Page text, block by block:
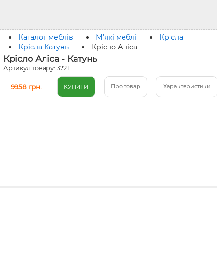
Каталог меблів М’які меблі
Крісла
Крісла Катунь
Крісло Аліса
Крісло Аліса - Катунь
Артикул товару: 3221
9958 грн. Про товар Характеристики